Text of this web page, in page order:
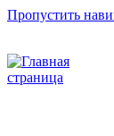
Пропустить